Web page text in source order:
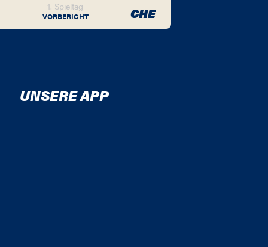
1. Spieltag
VORBERICHT CHE
UNSERE APP